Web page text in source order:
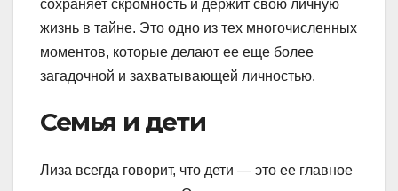
сохраняет скромность и держит свою личную
жизнь в тайне. Это одно из тех многочисленных
моментов, которые делают ее еще более
загадочной и захватывающей личностью.
Семья и дети
Лиза всегда говорит, что дети — это ее главное